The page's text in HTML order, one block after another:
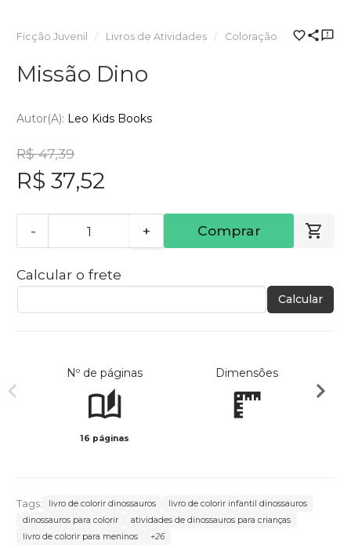
Ficção Juvenil Livros de Atividades Coloração
Missão Dino
Autor(a): Leo Kids Books
R$ 47,39
R$ 37,52
- + Comprar
Calcular o frete
Calcular
Nº de páginas
16 páginas
Dimensões
Tags: livro de colorir dinossauros
livro de colorir infantil dinossauros
dinossauros para colorir
atividades de dinossauros para crianças
livro de colorir para meninos
+26